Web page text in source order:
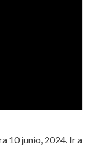
10 junio, 2024. Ir a